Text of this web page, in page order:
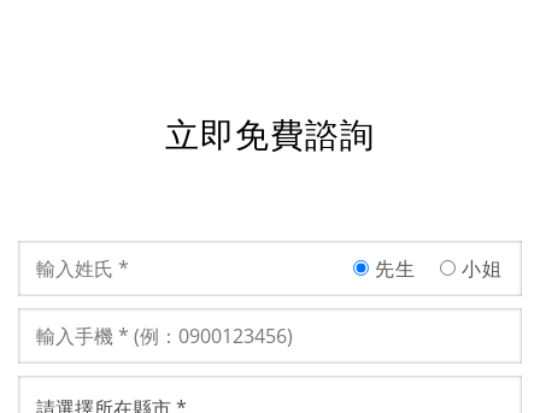
立即免費諮詢
先生 小姐